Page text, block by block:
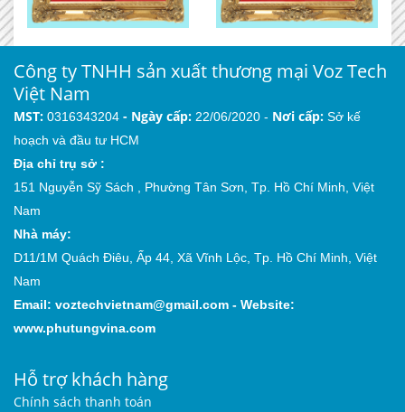
Công ty TNHH sản xuất thương mại Voz Tech
Việt Nam
MST: 0316343204 - Ngày cấp: 22/06/2020 - Nơi cấp: Sở kế
hoạch và đầu tư HCM
Địa chỉ trụ sở :
151 Nguyễn Sỹ Sách , Phường Tân Sơn, Tp. Hồ Chí Minh, Việt
Nam
Nhà máy:
D11/1M Quách Điêu, Ấp 44, Xã Vĩnh Lộc, Tp. Hồ Chí Minh, Việt
Nam
Email: voztechvietnam@gmail.com - Website:
www.phutungvina.com
Hỗ trợ khách hàng
Chính sách thanh toán